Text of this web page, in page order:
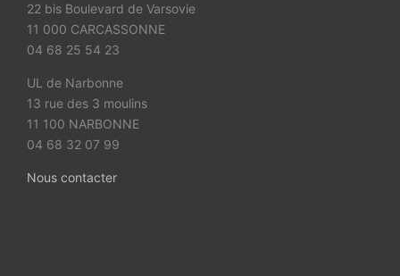
22 bis Boulevard de Varsovie
11 000 CARCASSONNE
04 68 25 54 23
UL de Narbonne
13 rue des 3 moulins
11 100 NARBONNE
04 68 32 07 99
Nous contacter